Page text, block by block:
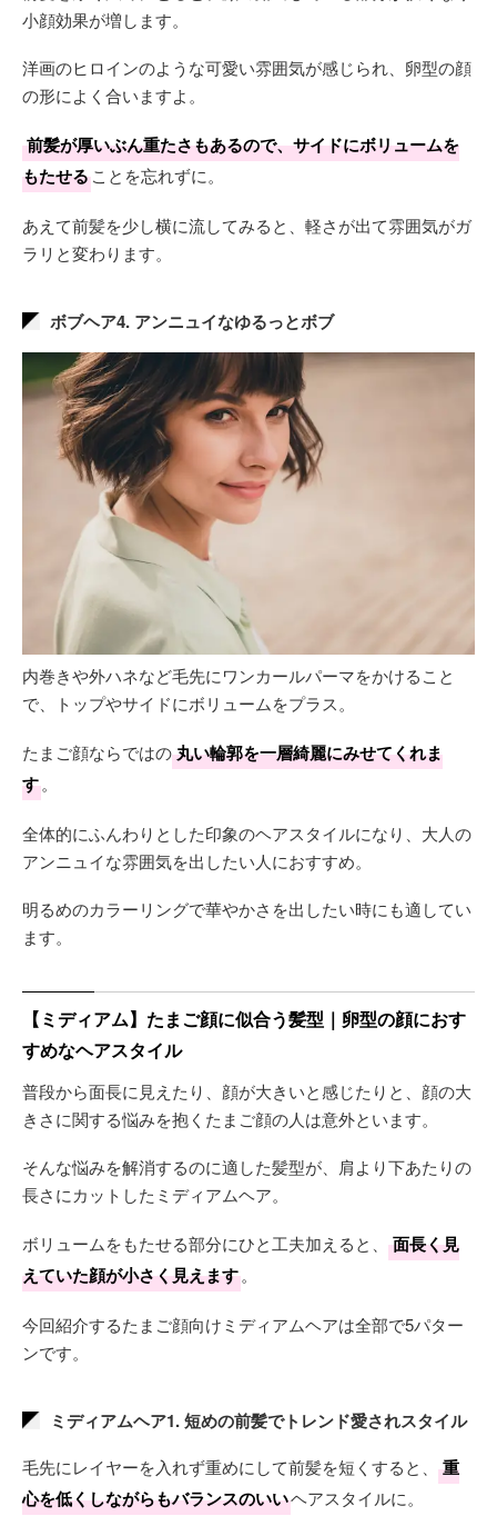
小顔効果が増します。
洋画のヒロインのような可愛い雰囲気が感じられ、卵型の顔
の形によく合いますよ。
前髪が厚いぶん重たさもあるので、サイドにボリュームを
もたせることを忘れずに。
あえて前髪を少し横に流してみると、軽さが出て雰囲気がガ
ラリと変わります。
ボブヘア4. アンニュイなゆるっとボブ
内巻きや外ハネなど毛先にワンカールパーマをかけること
で、トップやサイドにボリュームをプラス。
たまご顔ならではの丸い輪郭を一層綺麗にみせてくれま
す。
全体的にふんわりとした印象のヘアスタイルになり、大人の
アンニュイな雰囲気を出したい人におすすめ。
明るめのカラーリングで華やかさを出したい時にも適してい
ます。
【ミディアム】たまご顔に似合う髪型｜卵型の顔におす
すめなヘアスタイル
普段から面長に見えたり、顔が大きいと感じたりと、顔の大
きさに関する悩みを抱くたまご顔の人は意外といます。
そんな悩みを解消するのに適した髪型が、肩より下あたりの
長さにカットしたミディアムヘア。
ボリュームをもたせる部分にひと工夫加えると、
面長く見
えていた顔が小さく見えます。
今回紹介するたまご顔向けミディアムヘアは全部で5パター
ンです。
ミディアムヘア1. 短めの前髪でトレンド愛されスタイル
毛先にレイヤーを入れず重めにして前髪を短くすると、
重
心を低くしながらもバランスのいいヘアスタイルに。